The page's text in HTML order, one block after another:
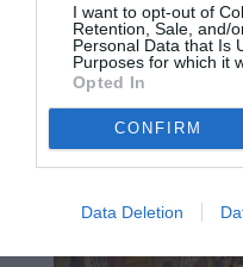
I want to opt-out of
Retention, Sale, and/
Personal Data that Is
Purposes for which it
Opted In
CONFIRM
Data Deletion